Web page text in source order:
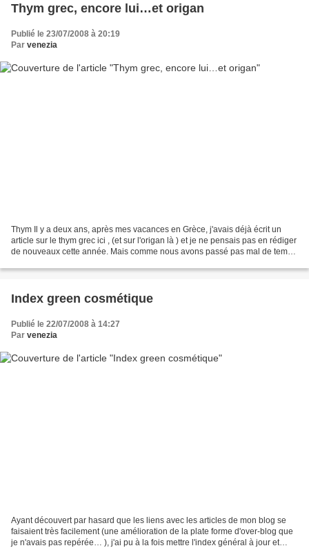
Thym grec, encore lui…et origan
Publié le 23/07/2008 à 20:19
Par venezia
Thym Il y a deux ans, après mes vacances en Grèce, j'avais déjà écrit un
article sur le thym grec ici , (et sur l'origan là ) et je ne pensais pas en rédiger
de nouveaux cette année. Mais comme nous avons passé pas mal de temps
Index green cosmétique
Publié le 22/07/2008 à 14:27
Par venezia
Ayant découvert par hasard que les liens avec les articles de mon blog se
faisaient très facilement (une amélioration de la plate forme d'over-blog que
je n'avais pas repérée… ), j'ai pu à la fois mettre l'index général à jour et